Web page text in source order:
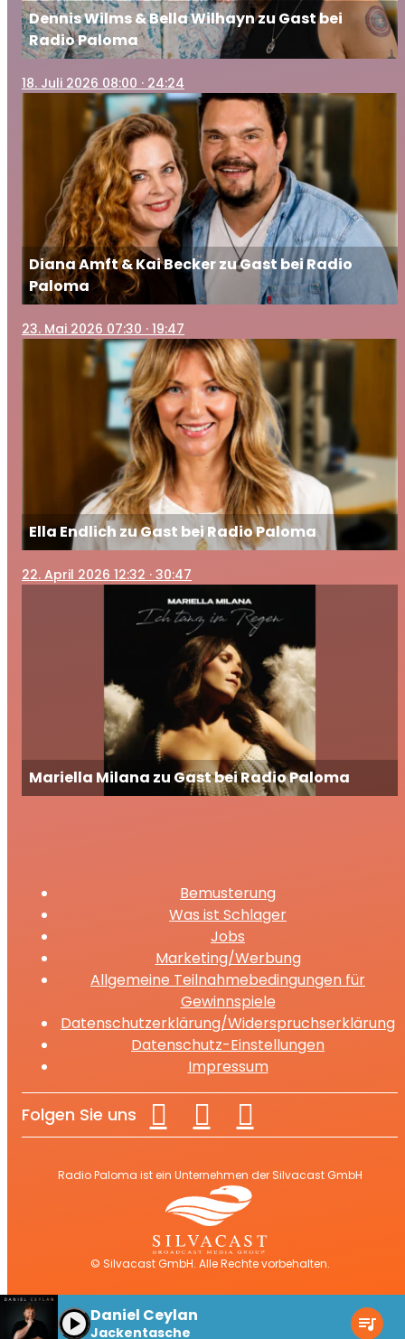
Dennis Wilms & Bella Wilhayn zu Gast bei
Radio Paloma
18. Juli 2026 08:00 · 24:24
Diana Amft & Kai Becker zu Gast bei Radio
Paloma
23. Mai 2026 07:30 · 19:47
Ella Endlich zu Gast bei Radio Paloma
22. April 2026 12:32 · 30:47
Mariella Milana zu Gast bei Radio Paloma
Bemusterung
Was ist Schlager
Jobs
Marketing/Werbung
Allgemeine Teilnahmebedingungen für
Gewinnspiele
Datenschutzerklärung/Widerspruchserklärung
Datenschutz-Einstellungen
Impressum
Folgen Sie uns
Radio Paloma ist ein Unternehmen der Silvacast GmbH
© Silvacast GmbH. Alle Rechte vorbehalten.
play_arrow Daniel Ceylan
Jackentasche queue_music